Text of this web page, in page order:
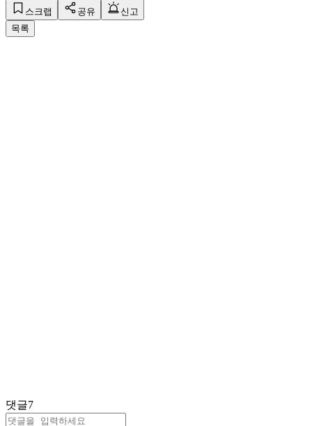
스크랩 공유
신고
목록
댓글7